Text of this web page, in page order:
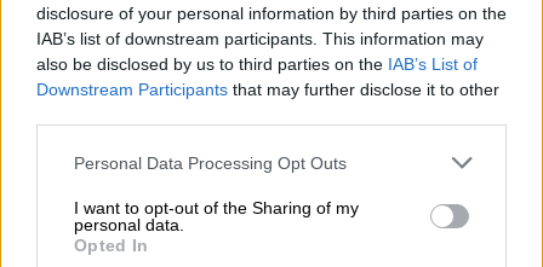
disclosure of your personal information by third parties on the
IAB’s list of downstream participants. This information may
also be disclosed by us to third parties on the IAB’s List of
Downstream Participants that may further disclose it to other
Personal Data Processing Opt Outs
I want to opt-out of the Sharing of my
personal data.
Opted In
Chi
Contatti
Privacy